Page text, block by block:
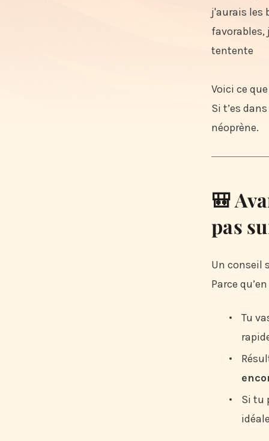
🤝 Une
j'aurais les
favorables,
tentente
Voici ce
Si t’es
néoprène.
🎒
pas
Un conseil
Parce
Tu
Si tu